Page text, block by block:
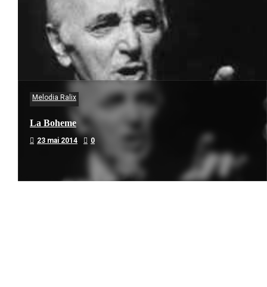
Melodia Ralix
La Boheme
23 mai 2014 0